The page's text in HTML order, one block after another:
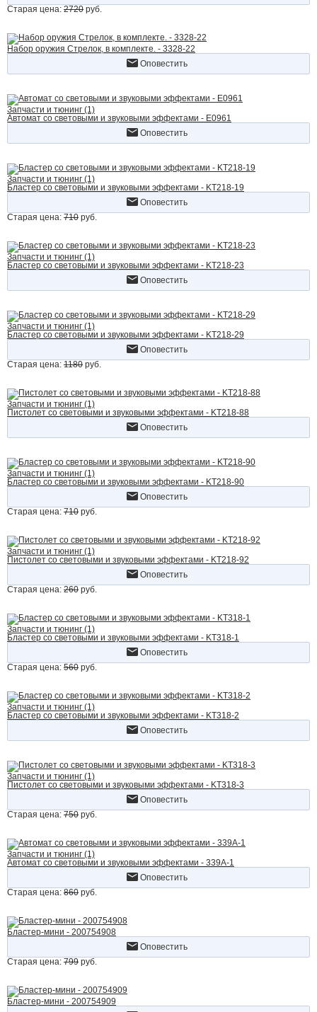
Старая цена: 2720 руб.
Набор оружия Стрелок, в комплекте. - 3328-22
Оповестить
Запчасти и тюнинг (1)
Автомат со световыми и звуковыми эффектами - E0961
Оповестить
Запчасти и тюнинг (1)
Бластер со световыми и звуковыми эффектами - KT218-19
Оповестить
Старая цена: 710 руб.
Запчасти и тюнинг (1)
Бластер со световыми и звуковыми эффектами - KT218-23
Оповестить
Запчасти и тюнинг (1)
Бластер со световыми и звуковыми эффектами - KT218-29
Оповестить
Старая цена: 1180 руб.
Запчасти и тюнинг (1)
Пистолет со световыми и звуковыми эффектами - KT218-88
Оповестить
Запчасти и тюнинг (1)
Бластер со световыми и звуковыми эффектами - KT218-90
Оповестить
Старая цена: 710 руб.
Запчасти и тюнинг (1)
Пистолет со световыми и звуковыми эффектами - KT218-92
Оповестить
Старая цена: 260 руб.
Запчасти и тюнинг (1)
Бластер со световыми и звуковыми эффектами - KT318-1
Оповестить
Старая цена: 560 руб.
Запчасти и тюнинг (1)
Бластер со световыми и звуковыми эффектами - KT318-2
Оповестить
Запчасти и тюнинг (1)
Пистолет со световыми и звуковыми эффектами - KT318-3
Оповестить
Старая цена: 750 руб.
Запчасти и тюнинг (1)
Автомат со световыми и звуковыми эффектами - 339A-1
Оповестить
Старая цена: 860 руб.
Бластер-мини - 200754908
Оповестить
Старая цена: 799 руб.
Бластер-мини - 200754909